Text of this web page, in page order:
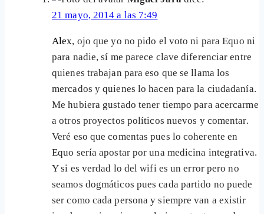
21 mayo, 2014 a las 7:49
Alex, ojo que yo no pido el voto ni para Equo ni
para nadie, sí me parece clave diferenciar entre
quienes trabajan para eso que se llama los
mercados y quienes lo hacen para la ciudadanía.
Me hubiera gustado tener tiempo para acercarme
a otros proyectos políticos nuevos y comentar.
Veré eso que comentas pues lo coherente en
Equo sería apostar por una medicina integrativa.
Y si es verdad lo del wifi es un error pero no
seamos dogmáticos pues cada partido no puede
ser como cada persona y siempre van a existir